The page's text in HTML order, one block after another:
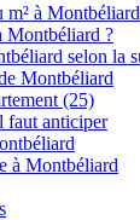
à
Montbéliard ?
selon la
Montbéliard
(25)
faut anticiper
à Montbéliard